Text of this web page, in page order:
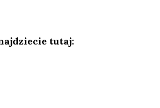
tutaj: